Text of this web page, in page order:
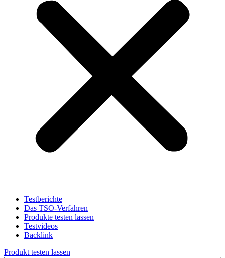
Testberichte
Das TSO-Verfahren
Produkte testen lassen
Testvideos
Backlink
Produkt testen lassen